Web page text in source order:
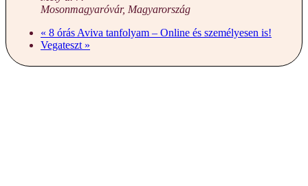
Mosonmagyaróvár, Magyarország
« 8 órás Aviva tanfolyam – Online és személyesen is!
Vegateszt »